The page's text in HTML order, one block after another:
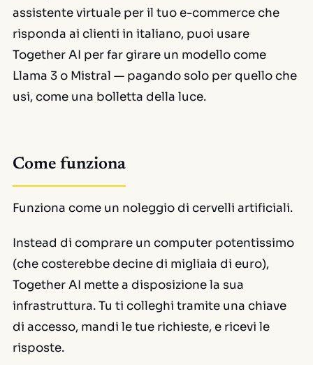
assistente virtuale per il tuo e-commerce che
risponda ai clienti in italiano, puoi usare
Together AI per far girare un modello come
Llama 3 o Mistral — pagando solo per quello che
usi, come una bolletta della luce.
Come funziona
Funziona come un noleggio di cervelli artificiali.
Instead di comprare un computer potentissimo
(che costerebbe decine di migliaia di euro),
Together AI mette a disposizione la sua
infrastruttura. Tu ti colleghi tramite una chiave
di accesso, mandi le tue richieste, e ricevi le
risposte.